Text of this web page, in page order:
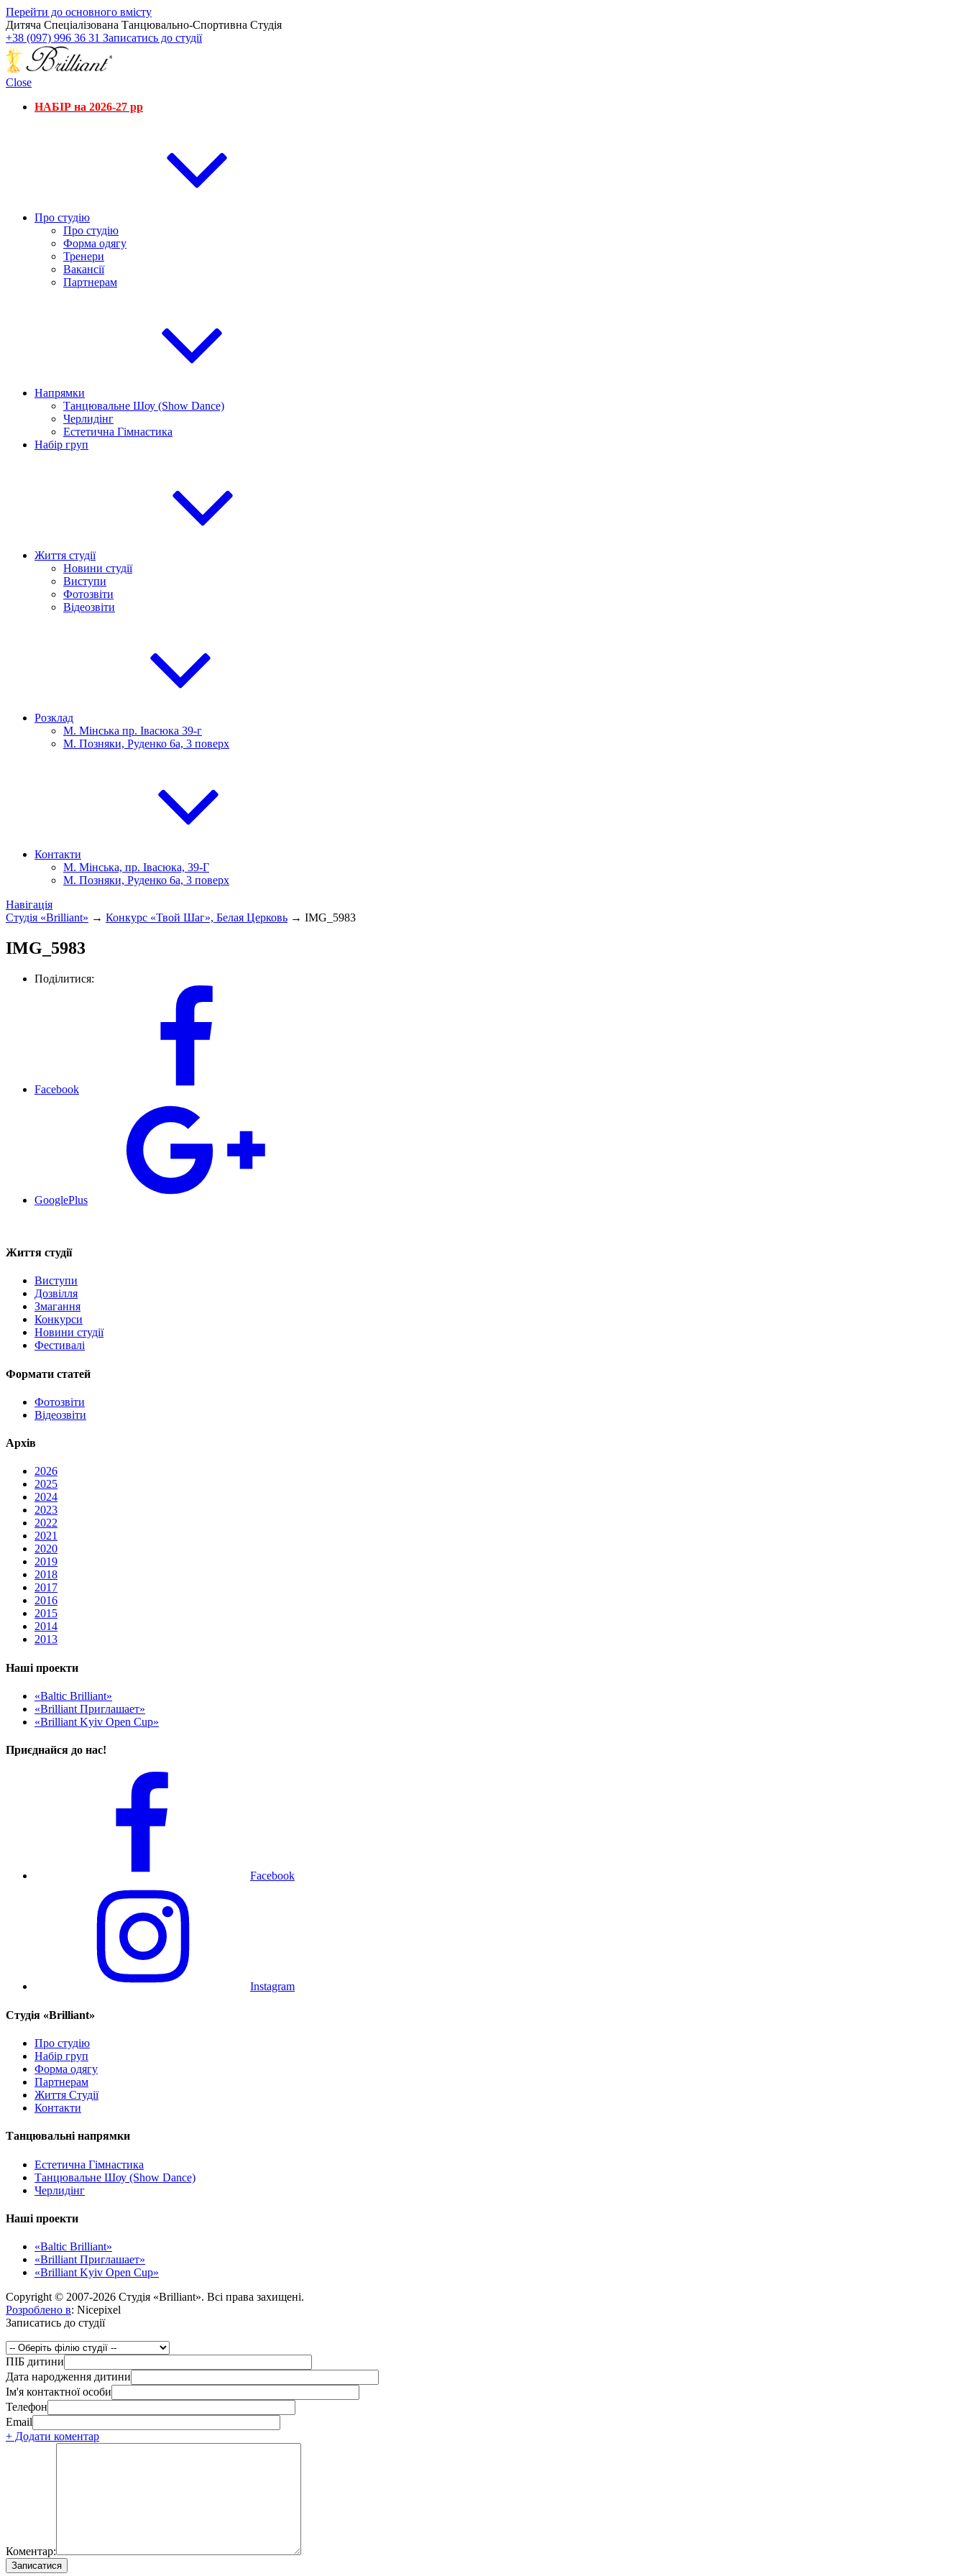
Перейти до основного вмісту
Дитяча Спеціалізована Танцювально-Спортивна Студія
+38 (097) 996 36 31 Записатись до студії
Close
НАБІР на 2026-27 рр
Про студію
Про студію
Форма одягу
Тренери
Вакансії
Партнерам
Напрямки
Танцювальне Шоу (Show Dance)
Черлидінг
Естетична Гімнастика
Набір груп
Життя студії
Новини студії
Виступи
Фотозвіти
Відеозвіти
Розклад
М. Мінська пр. Івасюка 39-г
М. Позняки, Руденко 6а, 3 поверх
Контакти
М. Мінська, пр. Івасюка, 39-Г
М. Позняки, Руденко 6а, 3 поверх
Навігація
Студія «Brilliant» → Конкурс «Твой Шаг», Белая Церковь → IMG_5983
IMG_5983
Поділитися:
Facebook
GooglePlus
Життя студії
Виступи
Дозвілля
Змагання
Конкурси
Новини студії
Фестивалі
Формати статей
Фотозвіти
Відеозвіти
Архів
2026
2025
2024
2023
2022
2021
2020
2019
2018
2017
2016
2015
2014
2013
Наші проекти
«Baltic Brilliant»
«Brilliant Приглашает»
«Brilliant Kyiv Open Cup»
Приєднайся до нас!
Facebook
Instagram
Cтудія «Brilliant»
Про студію
Набір груп
Форма одягу
Партнерам
Життя Студії
Контакти
Танцювальні напрямки
Естетична Гімнастика
Танцювальне Шоу (Show Dance)
Черлидінг
Наші проекти
«Baltic Brilliant»
«Brilliant Приглашает»
«Brilliant Kyiv Open Cup»
Copyright © 2007-2026 Студія «Brilliant». Всі права захищені.
Розроблено в: Nicepixel
Записатись до студії
ПІБ дитини
Дата народження дитини
Ім'я контактної особи
Телефон
Email
+ Додати коментар
Коментар: